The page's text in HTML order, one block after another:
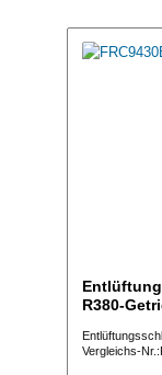
R380-
Vergleichs-